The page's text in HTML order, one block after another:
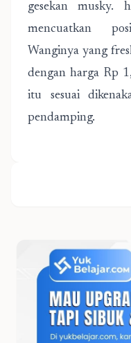
gesekan musky.
mencuatkan
Wanginya yang
dengan harga Rp
itu sesuai
pendamping.